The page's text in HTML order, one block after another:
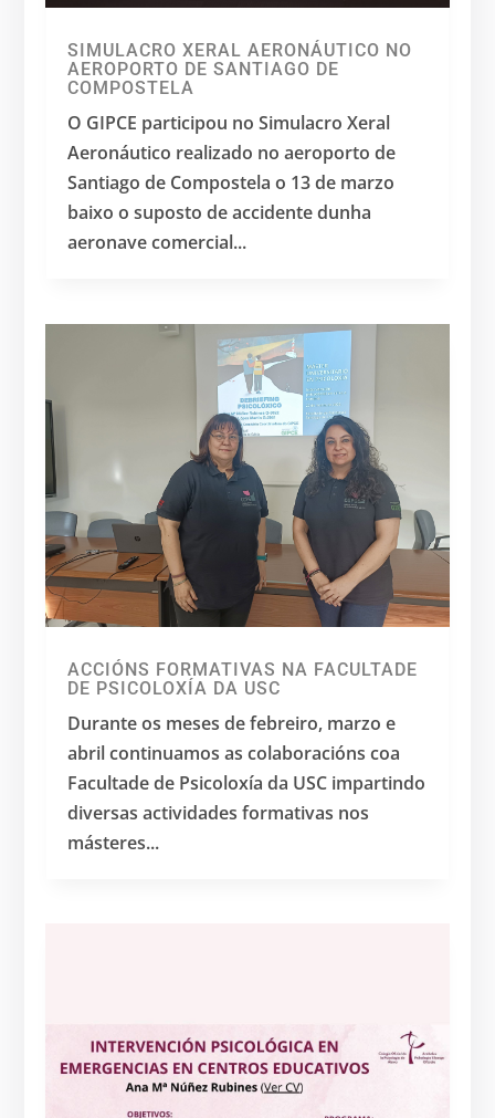
SIMULACRO XERAL AERONÁUTICO NO
AEROPORTO DE SANTIAGO DE
COMPOSTELA
O GIPCE participou no Simulacro Xeral
Aeronáutico realizado no aeroporto de
Santiago de Compostela o 13 de marzo
baixo o suposto de accidente dunha
aeronave comercial...
ACCIÓNS FORMATIVAS NA FACULTADE
DE PSICOLOXÍA DA USC
Durante os meses de febreiro, marzo e
abril continuamos as colaboracións coa
Facultade de Psicoloxía da USC impartindo
diversas actividades formativas nos
másteres...